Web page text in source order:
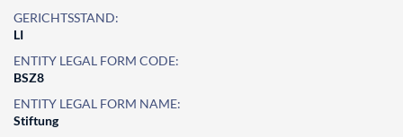
GERICHTSSTAND:
LI
ENTITY LEGAL FORM CODE:
BSZ8
ENTITY LEGAL FORM NAME:
Stiftung